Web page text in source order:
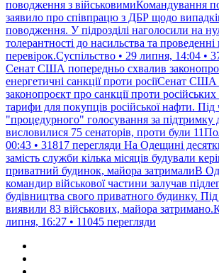
поводження з військовимиКомандування
заявило про співпрацю з ДБР щодо
поводження. У підрозділі наголосили на
толерантності до насильства та проведенні
перевірок.Суспільство • 29 липня, 14:04 •
Сенат США попередньо схвалив
енергетичні санкції проти росіїСенат США
законопроєкт про санкції проти
тарифи для покупців російської нафти. Під
"процедурного" голосування за підтримку
висловилися 75 сенаторів, проти були
00:43 • 31817 перегляди На Одещині
замість служби кілька місяців будували
приватний будинок, майора затрималиВ
командир військової частини залучав
будівництва свого приватного будинку.
виявили 83 військових, майора
липня, 16:27 • 11045 перегляди